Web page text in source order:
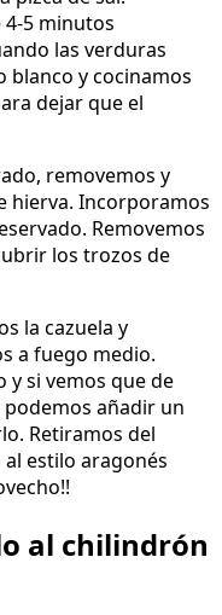
5 minutos
las verduras
blanco y cocinamos
dejar que el
removemos y
hierva. Incorporamos
Removemos
los trozos de
la cazuela y
a fuego medio.
y si vemos que de
añadir un
Retiramos del
estilo aragonés
al chilindrón